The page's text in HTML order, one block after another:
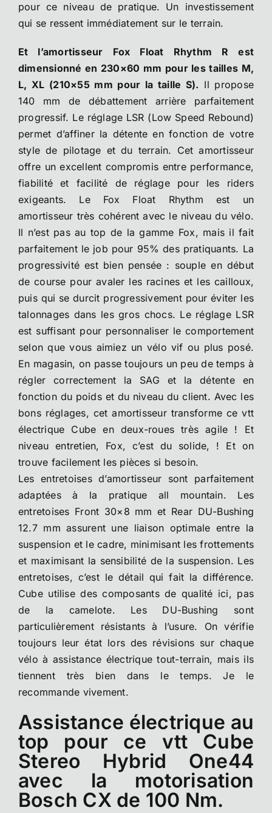
pour ce niveau de pratique. Un investissement
qui se ressent immédiatement sur le terrain.
Et l’amortisseur Fox Float Rhythm R est
dimensionné en 230×60 mm pour les tailles M,
L, XL (210×55 mm pour la taille S). Il propose
140 mm de débattement arrière parfaitement
progressif. Le réglage LSR (Low Speed Rebound)
permet d’affiner la détente en fonction de votre
style de pilotage et du terrain. Cet amortisseur
offre un excellent compromis entre performance,
fiabilité et facilité de réglage pour les riders
exigeants. Le Fox Float Rhythm est un
amortisseur très cohérent avec le niveau du vélo.
Il n’est pas au top de la gamme Fox, mais il fait
parfaitement le job pour 95% des pratiquants. La
progressivité est bien pensée : souple en début
de course pour avaler les racines et les cailloux,
puis qui se durcit progressivement pour éviter les
talonnages dans les gros chocs. Le réglage LSR
est suffisant pour personnaliser le comportement
selon que vous aimiez un vélo vif ou plus posé.
En magasin, on passe toujours un peu de temps à
régler correctement la SAG et la détente en
fonction du poids et du niveau du client. Avec les
bons réglages, cet amortisseur transforme ce vtt
électrique Cube en deux-roues très agile ! Et
niveau entretien, Fox, c’est du solide, ! Et on
trouve facilement les pièces si besoin.
Les entretoises d’amortisseur sont parfaitement
adaptées à la pratique all mountain. Les
entretoises Front 30×8 mm et Rear DU-Bushing
12.7 mm assurent une liaison optimale entre la
suspension et le cadre, minimisant les frottements
et maximisant la sensibilité de la suspension. Les
entretoises, c’est le détail qui fait la différence.
Cube utilise des composants de qualité ici, pas
de la camelote. Les DU-Bushing sont
particulièrement résistants à l’usure. On vérifie
toujours leur état lors des révisions sur chaque
vélo à assistance électrique tout-terrain, mais ils
tiennent très bien dans le temps. Je le
recommande vivement.
Assistance électrique au
top pour ce vtt Cube
Stereo Hybrid One44
avec la motorisation
Bosch CX de 100 Nm.